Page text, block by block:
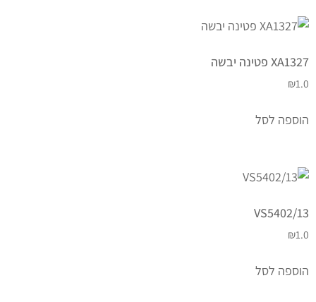
XA1327 פטינה יבשה
₪1.0
הוספה לסל
VS5402/13
₪1.0
הוספה לסל